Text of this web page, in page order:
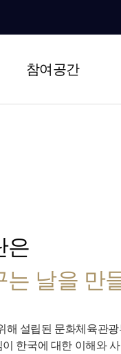
참여공간
은
날을 만
설립된 문화체육관
한국에 대한 이해와